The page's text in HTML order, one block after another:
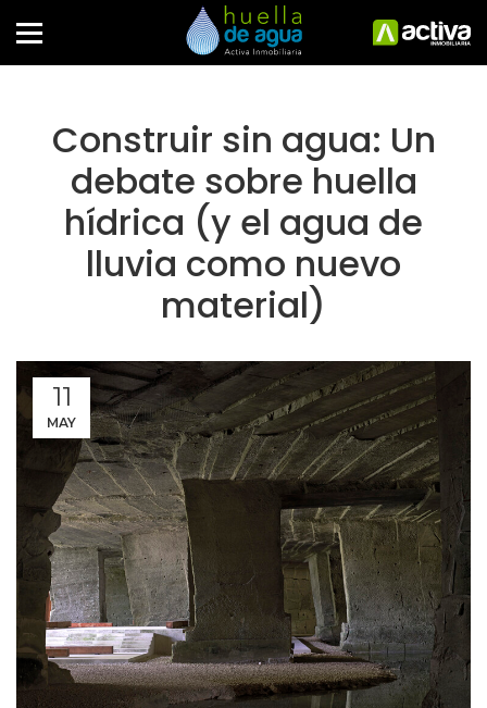
Construir sin agua: Un
debate sobre huella
hídrica (y el agua de
lluvia como nuevo
material)
11
MAY